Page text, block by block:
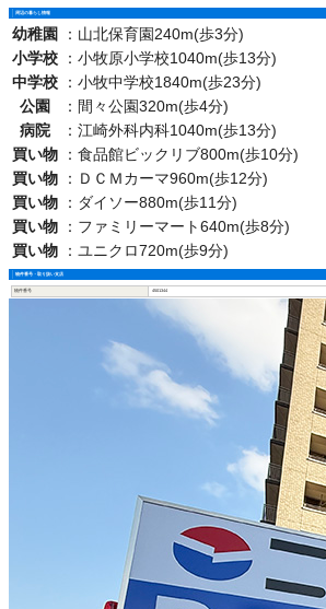
周辺の暮らし情報
幼稚園 ： 山北保育園240m(歩3分)
小学校
： 小牧原小学校1040m(歩13分)
中学校
： 小牧中学校1840m(歩23分)
公園
： 間々公園320m(歩4分)
病院
： 江崎外科内科1040m(歩13分)
買い物
： 食品館ビックリブ800m(歩10分)
買い物
： ＤＣＭカーマ960m(歩12分)
買い物
： ダイソー880m(歩11分)
買い物
： ファミリーマート640m(歩8分)
買い物
： ユニクロ720m(歩9分)
物件番号・取り扱い支店
物件番号 4501344